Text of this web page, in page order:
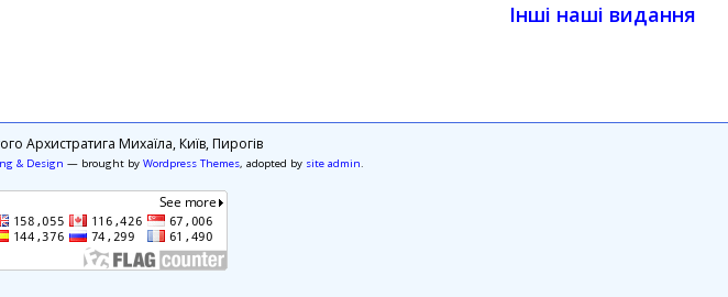
Інші наші видання
Архистратига Михаїла, Київ, Пирогів
& Design — brought by Wordpress Themes, adopted by site admin.